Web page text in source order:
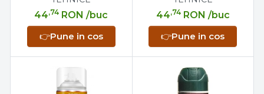
44,74 RON /buc
👉Pune in cos
combustibili
44,74 RON /buc
👉Pune in cos